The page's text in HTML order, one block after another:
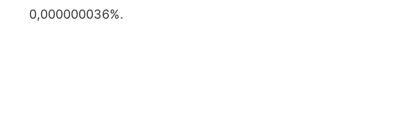
0,000000036%.